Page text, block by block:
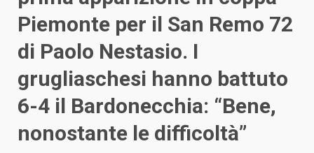
Piemonte per il San Remo 72
di Paolo Nestasio. I
grugliaschesi hanno battuto
6-4 il Bardonecchia: “Bene,
nonostante le difficoltà”